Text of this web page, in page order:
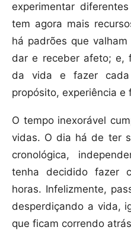
experimentar
tem agora mais
há padrões que
dar e receber afeto; e,
da vida e fazer
propósito, experiência e
O tempo inexorável
vidas. O dia há de ter
cronológica,
tenha decidido fazer
horas. Infelizmente,
desperdiçando a vida,
que ficam correndo